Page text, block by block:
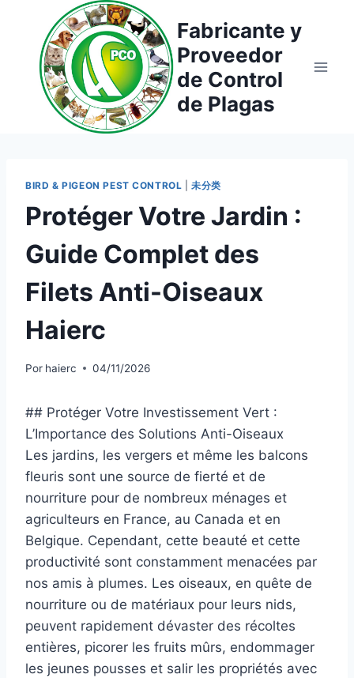
contenido
Fabricante y
Proveedor
de Control
de Plagas
BIRD & PIGEON PEST CONTROL |未分类
Protéger Votre Jardin :
Guide Complet des
Filets Anti-Oiseaux
Haierc
Por haierc 04/11/2026
## Protéger Votre Investissement Vert :
L’Importance des Solutions Anti-Oiseaux
Les jardins, les vergers et même les balcons
fleuris sont une source de fierté et de
nourriture pour de nombreux ménages et
agriculteurs en France, au Canada et en
Belgique. Cependant, cette beauté et cette
productivité sont constamment menacées par
nos amis à plumes. Les oiseaux, en quête de
nourriture ou de matériaux pour leurs nids,
peuvent rapidement dévaster des récoltes
entières, picorer les fruits mûrs, endommager
les jeunes pousses et salir les propriétés avec